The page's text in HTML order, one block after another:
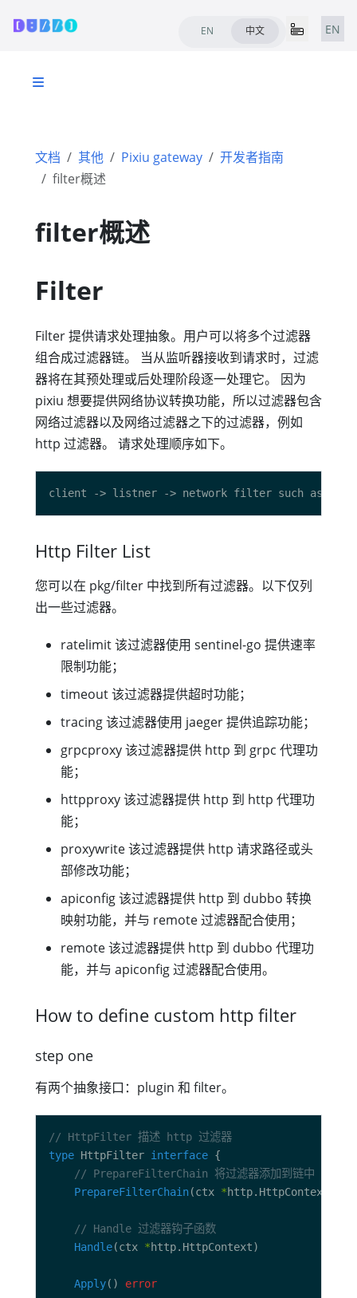
EN 中文 EN
文档 其他 Pixiu gateway
开发者指南
filter概述
filter概述
Filter
Filter 提供请求处理抽象。用户可以将多个过滤器
组合成过滤器链。 当从监听器接收到请求时，过滤
器将在其预处理或后处理阶段逐一处理它。 因为
pixiu 想要提供网络协议转换功能，所以过滤器包含
网络过滤器以及网络过滤器之下的过滤器，例如
http 过滤器。 请求处理顺序如下。
Http Filter List
您可以在 pkg/filter 中找到所有过滤器。以下仅列
出一些过滤器。
ratelimit 该过滤器使用 sentinel-go 提供速率
限制功能；
timeout 该过滤器提供超时功能；
tracing 该过滤器使用 jaeger 提供追踪功能；
grpcproxy 该过滤器提供 http 到 grpc 代理功
能；
httpproxy 该过滤器提供 http 到 http 代理功
能；
proxywrite 该过滤器提供 http 请求路径或头
部修改功能；
apiconfig 该过滤器提供 http 到 dubbo 转换
映射功能，并与 remote 过滤器配合使用；
remote 该过滤器提供 http 到 dubbo 代理功
能，并与 apiconfig 过滤器配合使用。
How to define custom http filter
step one
有两个抽象接口：plugin 和 filter。
// HttpFilter 描述 http 过滤器
type HttpFilter interface
// PrepareFilterChain 将过滤器添加到链中
PrepareFilterChain(ctx *http.HttpContext)
// Handle 过滤器钩子函数
Handle(ctx *
Apply() error